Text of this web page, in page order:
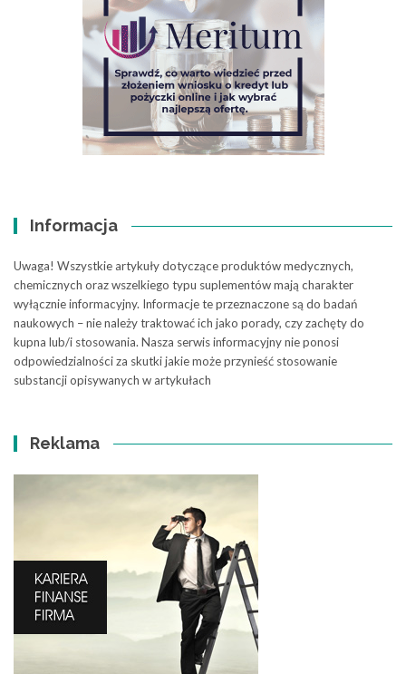
Informacja
Uwaga! Wszystkie artykuły dotyczące produktów medycznych,
chemicznych oraz wszelkiego typu suplementów mają charakter
wyłącznie informacyjny. Informacje te przeznaczone są do badań
naukowych – nie należy traktować ich jako porady, czy zachęty do
kupna lub/i stosowania. Nasza serwis informacyjny nie ponosi
odpowiedzialności za skutki jakie może przynieść stosowanie
substancji opisywanych w artykułach
Reklama